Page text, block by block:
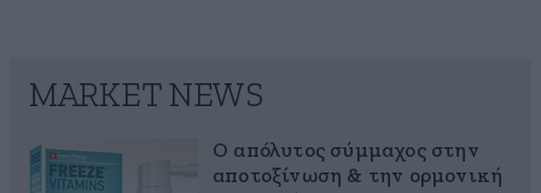
MARKET NEWS
Ο απόλυτος σύμμαχος στην
αποτοξίνωση & την ορμονική